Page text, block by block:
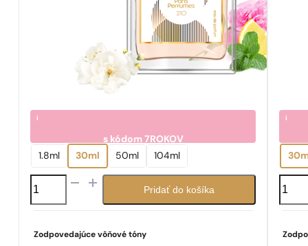
i
s kódom 7ROKOV
7.05
1.8ml 30ml 50ml 104ml
množstvo
N°
210
Pridať do košíka
Zodpovedajúce vôňové tóny
i
N°
154